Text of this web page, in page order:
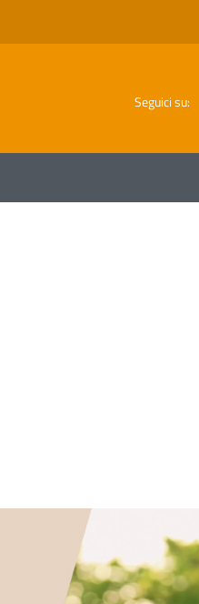
Seguici su: